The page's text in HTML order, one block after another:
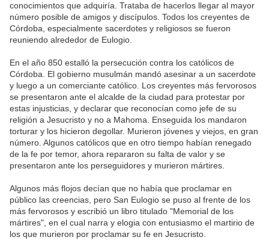
conocimientos que adquiría. Trataba de hacerlos llegar al mayor
número posible de amigos y discípulos. Todos los creyentes de
Córdoba, especialmente sacerdotes y religiosos se fueron
reuniendo alrededor de Eulogio.
En el año 850 estalló la persecución contra los católicos de
Córdoba. El gobierno musulmán mandó asesinar a un sacerdote
y luego a un comerciante católico. Los creyentes más fervorosos
se presentaron ante el alcalde de la ciudad para protestar por
estas injusticias, y declarar que reconocían como jefe de su
religión a Jesucristo y no a Mahoma. Enseguida los mandaron
torturar y los hicieron degollar. Murieron jóvenes y viejos, en gran
número. Algunos católicos que en otro tiempo habían renegado
de la fe por temor, ahora repararon su falta de valor y se
presentaron ante los perseguidores y murieron mártires.
Algunos más flojos decían que no había que proclamar en
público las creencias, pero San Eulogio se puso al frente de los
más fervorosos y escribió un libro titulado "Memorial de los
mártires", en el cual narra y elogia con entusiasmo el martirio de
los que murieron por proclamar su fe en Jesucristo.